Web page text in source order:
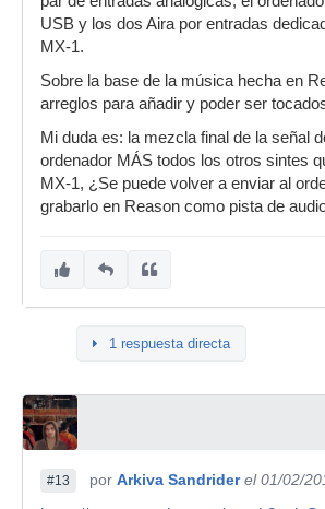
USB y los dos Aira por entradas
MX-1.
Sobre la base de la música hecha en
arreglos para añadir y poder ser
Mi duda es: la mezcla final de la señal
ordenador MÁS todos los otros sintes
MX-1, ¿Se puede volver a enviar al
grabarlo en Reason como pista de
1 respuesta directa
#13 por Arkiva Sandrider el 01/02/